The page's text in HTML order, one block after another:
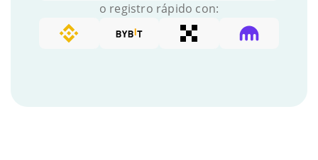
o registro rápido con: